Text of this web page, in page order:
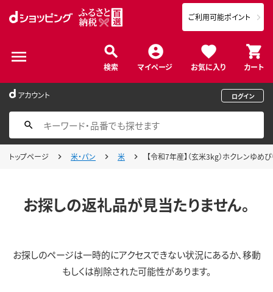
検索 マイページ お気に入り カート
ご利用可能ポイント
アカウント ログイン
トップページ 米・パン 米 【令和7年産】（玄米3kg）ホクレンゆめ
お探しの返礼品が見当たりません。
お探しのページは一時的にアクセスできない状況にあるか、移動
もしくは削除された可能性があります。